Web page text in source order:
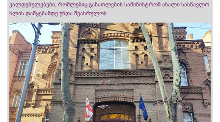
ვალდებულებები, რომლებიც განათლების სამინისტრომ ახალი სასწავლო
წლის დაწყებამდე უნდა შეასრულოს